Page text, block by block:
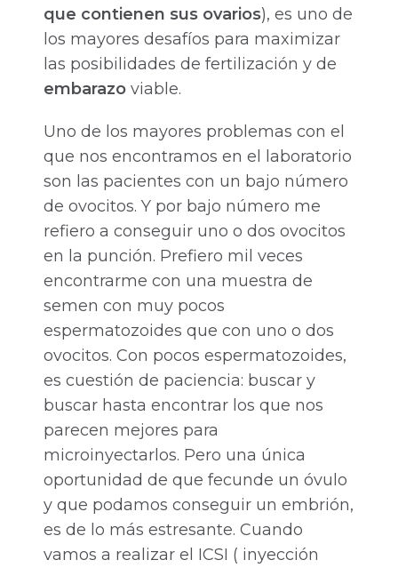
que contienen sus ovarios), es uno de
los mayores desafíos para maximizar
las posibilidades de fertilización y de
embarazo viable.
Uno de los mayores problemas con el
que nos encontramos en el laboratorio
son las pacientes con un bajo número
de ovocitos. Y por bajo número me
refiero a conseguir uno o dos ovocitos
en la punción. Prefiero mil veces
encontrarme con una muestra de
semen con muy pocos
espermatozoides que con uno o dos
ovocitos. Con pocos espermatozoides,
es cuestión de paciencia: buscar y
buscar hasta encontrar los que nos
parecen mejores para
microinyectarlos. Pero una única
oportunidad de que fecunde un óvulo
y que podamos conseguir un embrión,
es de lo más estresante. Cuando
vamos a realizar el ICSI ( inyección